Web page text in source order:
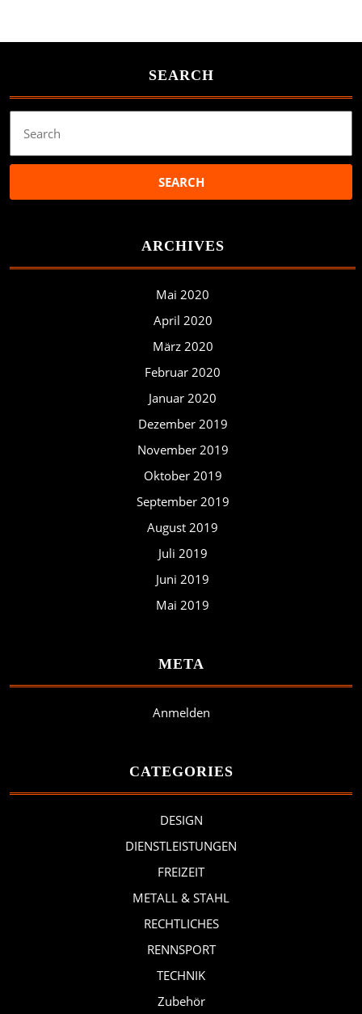
SEARCH
for:
ARCHIVES
Mai 2020
April 2020
März 2020
Februar 2020
Januar 2020
Dezember 2019
November 2019
Oktober 2019
September 2019
August 2019
Juli 2019
Juni 2019
Mai 2019
META
Anmelden
CATEGORIES
DESIGN
DIENSTLEISTUNGEN
FREIZEIT
METALL & STAHL
RECHTLICHES
RENNSPORT
TECHNIK
Zubehör